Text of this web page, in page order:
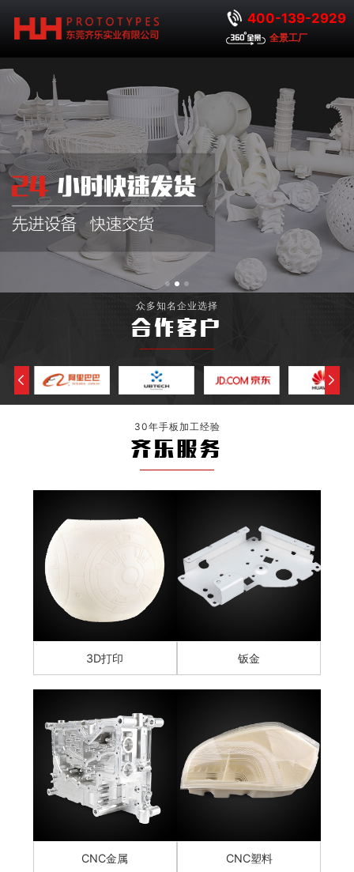
400-139-2929
全景工厂
众多知名企业选择
合作客户
30年手板加工经验
齐乐服务
3D打印 钣金
CNC金属 CNC塑料